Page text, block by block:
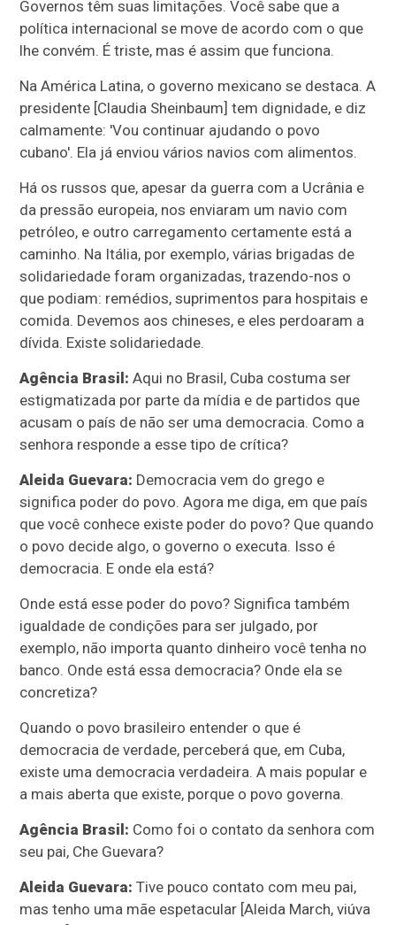
Governos têm suas limitações. Você sabe que a
política internacional se move de acordo com o que
lhe convém. É triste, mas é assim que funciona.
Na América Latina, o governo mexicano se destaca. A
presidente [Claudia Sheinbaum] tem dignidade, e diz
calmamente: 'Vou continuar ajudando o povo
cubano'. Ela já enviou vários navios com alimentos.
Há os russos que, apesar da guerra com a Ucrânia e
da pressão europeia, nos enviaram um navio com
petróleo, e outro carregamento certamente está a
caminho. Na Itália, por exemplo, várias brigadas de
solidariedade foram organizadas, trazendo-nos o
que podiam: remédios, suprimentos para hospitais e
comida. Devemos aos chineses, e eles perdoaram a
dívida. Existe solidariedade.
Agência Brasil: Aqui no Brasil, Cuba costuma ser
estigmatizada por parte da mídia e de partidos que
acusam o país de não ser uma democracia. Como a
senhora responde a esse tipo de crítica?
Aleida Guevara: Democracia vem do grego e
significa poder do povo. Agora me diga, em que país
que você conhece existe poder do povo? Que quando
o povo decide algo, o governo o executa. Isso é
democracia. E onde ela está?
Onde está esse poder do povo? Significa também
igualdade de condições para ser julgado, por
exemplo, não importa quanto dinheiro você tenha no
banco. Onde está essa democracia? Onde ela se
concretiza?
Quando o povo brasileiro entender o que é
democracia de verdade, perceberá que, em Cuba,
existe uma democracia verdadeira. A mais popular e
a mais aberta que existe, porque o povo governa.
Agência Brasil: Como foi o contato da senhora com
seu pai, Che Guevara?
Aleida Guevara: Tive pouco contato com meu pai,
mas tenho uma mãe espetacular [Aleida March, viúva